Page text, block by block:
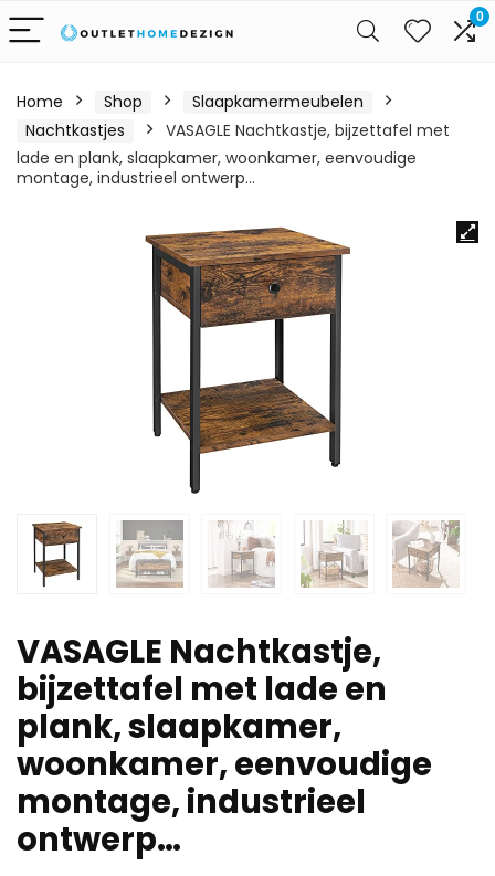
0
Home Shop
Slaapkamermeubelen
Nachtkastjes
VASAGLE Nachtkastje, bijzettafel met
lade en plank, slaapkamer, woonkamer, eenvoudige
montage, industrieel ontwerp…
VASAGLE Nachtkastje,
bijzettafel met lade en
plank, slaapkamer,
woonkamer, eenvoudige
montage, industrieel
ontwerp…